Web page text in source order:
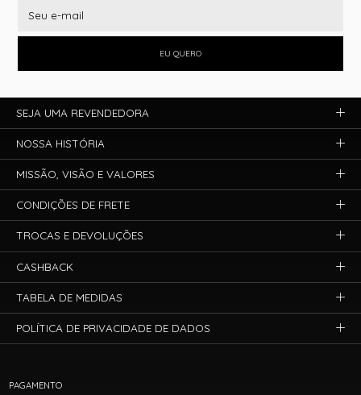
EU QUERO
PAGAMENTO
SEJA UMA REVENDEDORA
NOSSA HISTÓRIA
MISSÃO, VISÃO E VALORES
CONDIÇÕES DE FRETE
TROCAS E DEVOLUÇÕES
CASHBACK
TABELA DE MEDIDAS
POLÍTICA DE PRIVACIDADE DE DADOS